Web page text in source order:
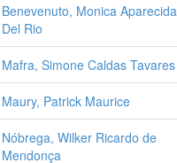
Benevenuto, Monica Aparecida
Del Rio
Mafra, Simone Caldas Tavares
Maury, Patrick Maurice
Nóbrega, Wilker Ricardo de
Mendonça